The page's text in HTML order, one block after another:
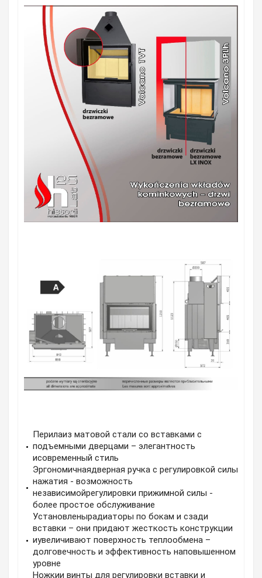
Перилаиз матовой стали со вставками с
подъемными дверцами – элегантность
исовременный стиль
Эргономичнаядверная ручка с регулировкой силы
нажатия - возможность
независимойрегулировки прижимной силы -
более простое обслуживание
Установленырадиаторы по бокам и сзади
вставки – они придают жесткость конструкции
иувеличивают поверхность теплообмена –
долговечность и эффективность наповышенном
уровне
Ножкии винты для регулировки вставки и